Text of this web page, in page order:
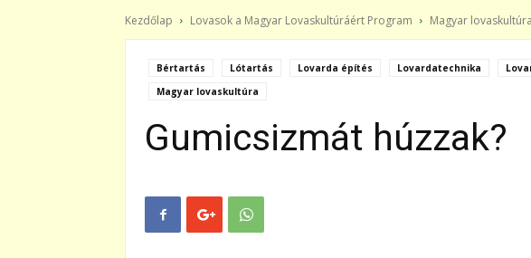
Kezdőlap Lovasok a Magyar Lovaskultúráért Program Magyar lovaskultúra
Bértartás Lótartás Lovarda építés Lovardatechnika
Magyar lovaskultúra
Gumicsizmát húzzak?